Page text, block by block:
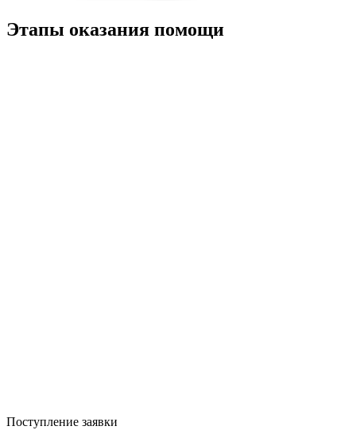
Этапы оказания помощи
Поступление заявки